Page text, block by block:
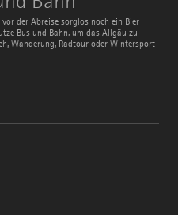
der Abreise sorglos noch ein Bier
Bus und Bahn, um das Allgäu zu
Wanderung, Radtour oder Wintersport